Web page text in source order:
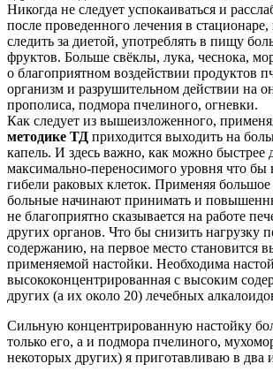
Никогда не следует успокаиваться и
после проведенного лечения в
следить за диетой, употреблять в пищу
фруктов. Больше свёклы, лука, чеснока,
о благоприятном воздействии продуктов
организм и разрушительном действии на
прополиса, подмора пчелиного, огневки.
Как следует из вышеизложенного,
методике ТД приходится выходить на
капель. И здесь важно, как можно быстрее
максимально-переносимого уровня что бы
гибели раковых клеток. Применяя большое
больные начинают принимать и
не благоприятно сказывается на работе
других органов. Что бы снизить нагрузку
содержанию, на первое место становится
применяемой настойки. Необходима
высококонцентрированная с высоким
других (а их около 20) лечебных
Сильную концентрированную настойку
только его, а и подмора пчелиного,
некоторых других) я приготавливаю в два